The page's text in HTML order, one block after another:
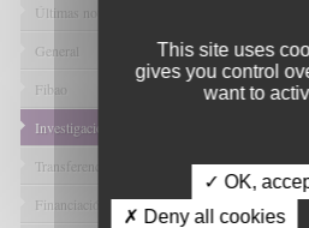
Últimas noticias
General
Fibao
Investigación en Salud
Transferencia Tecnológica
Financiación I+D+I
This site uses
gives you control
want to
✓ OK,
✗ Deny all cookies